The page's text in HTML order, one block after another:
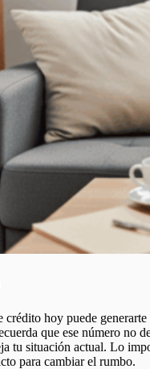
crédito hoy puede generarte
que ese número no
tu situación actual. Lo
para cambiar el rumbo.